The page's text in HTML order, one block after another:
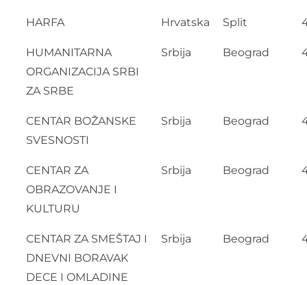
HARFA Hrvatska Split
HUMANITARNA
ORGANIZACIJA SRBI
ZA SRBE
Srbija Beograd
CENTAR BOŽANSKE
SVESNOSTI
Srbija Beograd
CENTAR ZA
OBRAZOVANJE I
KULTURU
Srbija Beograd
CENTAR ZA SMEŠTAJ I
DNEVNI BORAVAK
DECE I OMLADINE
Srbija Beograd